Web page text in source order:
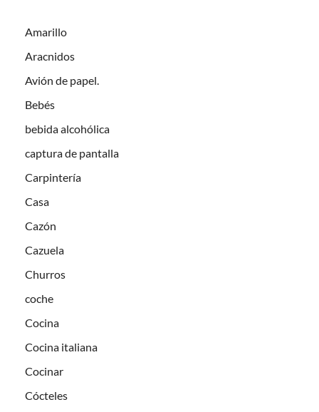
Amarillo
Aracnidos
Avión de papel.
Bebés
bebida alcohólica
captura de pantalla
Carpintería
Casa
Cazón
Cazuela
Churros
coche
Cocina
Cocina italiana
Cocinar
Cócteles